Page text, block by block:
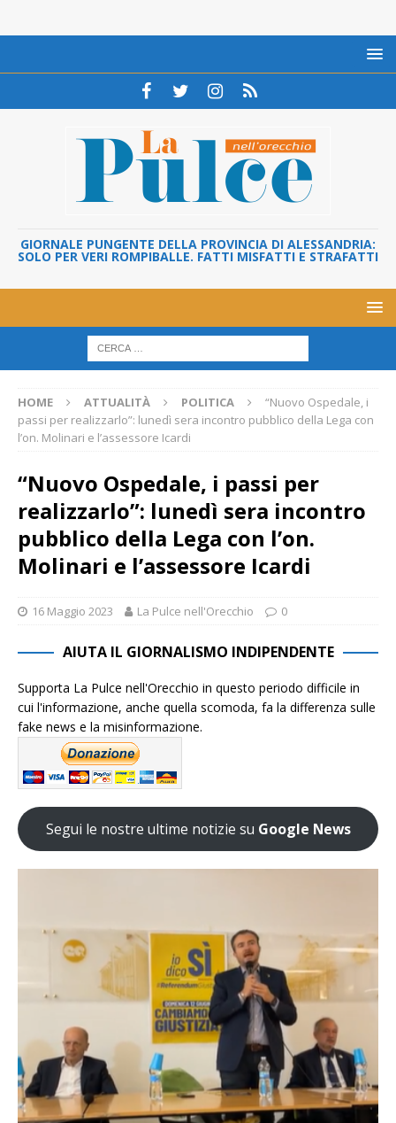
GIORNALE PUNGENTE DELLA PROVINCIA DI ALESSANDRIA:
SOLO PER VERI ROMPIBALLE. FATTI MISFATTI E STRAFATTI
HOME ATTUALITÀ POLITICA
“Nuovo Ospedale, i
passi per realizzarlo”: lunedì sera incontro pubblico della Lega con
l’on. Molinari e l’assessore Icardi
“Nuovo Ospedale, i passi per
realizzarlo”: lunedì sera incontro
pubblico della Lega con l’on.
Molinari e l’assessore Icardi
16 Maggio 2023 La Pulce nell'Orecchio 0
AIUTA IL GIORNALISMO INDIPENDENTE
Supporta La Pulce nell'Orecchio in questo periodo difficile in
cui l'informazione, anche quella scomoda, fa la differenza sulle
fake news e la misinformazione.
Segui le nostre ultime notizie su Google News